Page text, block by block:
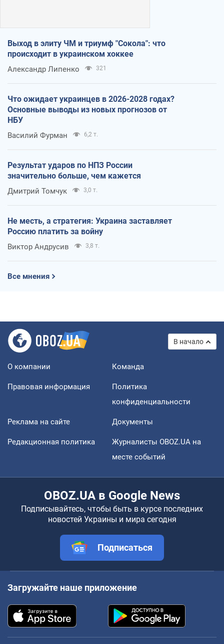
Выход в элиту ЧМ и триумф "Сокола": что
происходит в украинском хоккее
Александр Липенко 321
Что ожидает украинцев в 2026-2028 годах?
Основные выводы из новых прогнозов от
НБУ
Василий Фурман 6,2 т.
Результат ударов по НПЗ России
значительно больше, чем кажется
Дмитрий Томчук 3,0 т.
Не месть, а стратегия: Украина заставляет
Россию платить за войну
Виктор Андрусив 3,8 т.
Все мнения
В начало
О компании Команда
Правовая информация
Политика
конфиденциальности
Реклама на сайте Документы
Редакционная политика
Журналисты OBOZ.UA на
месте событий
OBOZ.UA в Google News
Подписывайтесь, чтобы быть в курсе последних
новостей Украины и мира сегодня
Подписаться
Загружайте наше приложение